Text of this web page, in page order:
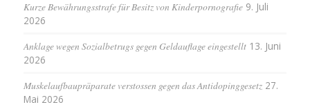
Kurze Bewährungsstrafe für Besitz von Kinderpornografie 9. Juli
2026
Anklage wegen Sozialbetrugs gegen Geldauflage eingestellt 13. Juni
2026
Muskelaufbaupräparate verstossen gegen das Antidopinggesetz 27.
Mai 2026